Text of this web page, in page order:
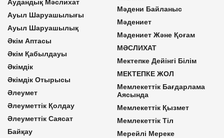
Аудандық Мәслихат
Ауыл Шаруашылығы
Ауыл Шаруашылық
Әкім Аптасы
Әкім Қабылдауы
Әкімдік
Әкімдік Отырысы
Әлеумет
Әлеуметтік Қолдау
Әлеуметтік Саясат
Байқау
Мәдени Байланыс
Мәдениет
Мәдениет Және Қоғам
МӘСЛИХАТ
Мектепке Дейінгі Білім
МЕКТЕПКЕ ЖОЛ
Мемлекеттік Бағдарлама
Аясында
Мемлекеттік Қызмет
Мемлекеттік Тіл
Мерейлі Мереке